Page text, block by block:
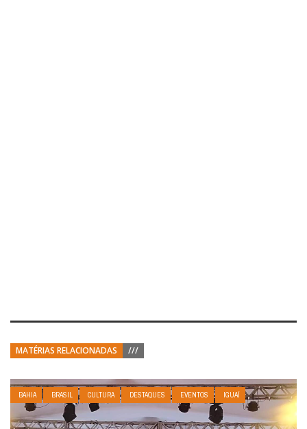
MATÉRIAS RELACIONADAS ///
BAHIA BRASIL CULTURA DESTAQUES EVENTOS IGUAÍ